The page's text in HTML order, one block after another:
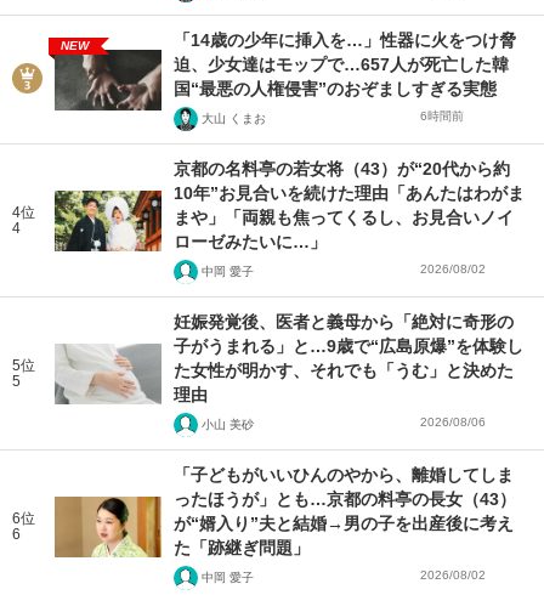
NEW
「14歳の少年に挿入を…」性器に火をつけ脅
迫、少女達はモップで…657人が死亡した韓
国“最悪の人権侵害”のおぞましすぎる実態
大山 くまお 6時間前
4位
4
京都の名料亭の若女将（43）が“20代から約
10年”お見合いを続けた理由「あんたはわがま
まや」「両親も焦ってくるし、お見合いノイ
ローゼみたいに…」
中岡 愛子 2026/08/02
5位
5
妊娠発覚後、医者と義母から「絶対に奇形の
子がうまれる」と…9歳で“広島原爆”を体験し
た女性が明かす、それでも「うむ」と決めた
理由
小山 美砂 2026/08/06
6位
6
「子どもがいいひんのやから、離婚してしま
ったほうが」とも…京都の料亭の長女（43）
が“婿入り”夫と結婚→男の子を出産後に考え
た「跡継ぎ問題」
中岡 愛子 2026/08/02